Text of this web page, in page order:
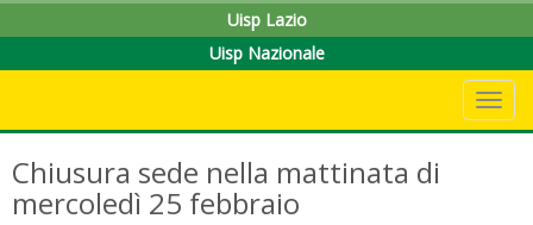
Uisp Lazio
Uisp Nazionale
Chiusura sede nella mattinata di
mercoledì 25 febbraio